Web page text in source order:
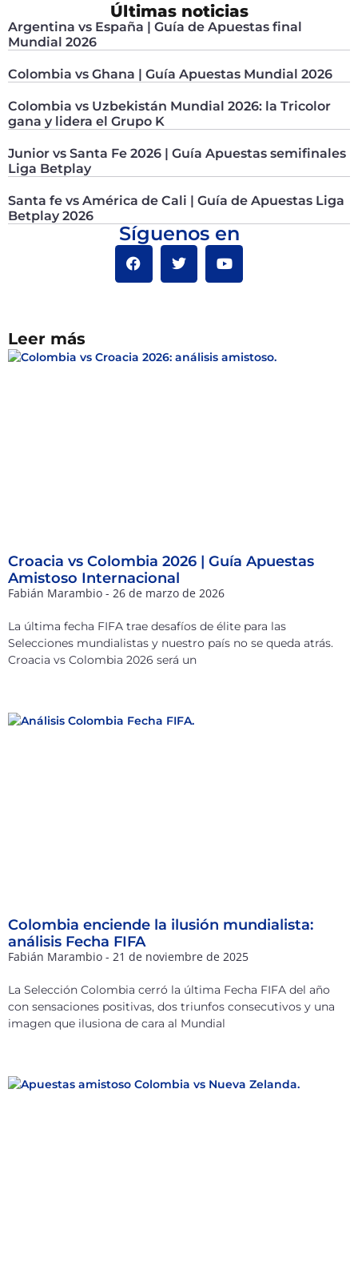
Últimas noticias
Argentina vs España | Guía de Apuestas final
Mundial 2026
Colombia vs Ghana | Guía Apuestas Mundial 2026
Colombia vs Uzbekistán Mundial 2026: la Tricolor
gana y lidera el Grupo K
Junior vs Santa Fe 2026 | Guía Apuestas semifinales
Liga Betplay
Santa fe vs América de Cali | Guía de Apuestas Liga
Betplay 2026
Síguenos en
Leer más
Croacia vs Colombia 2026 | Guía Apuestas
Amistoso Internacional
Fabián Marambio 26 de marzo de 2026
La última fecha FIFA trae desafíos de élite para las
Selecciones mundialistas y nuestro país no se queda atrás.
Croacia vs Colombia 2026 será un
Colombia enciende la ilusión mundialista:
análisis Fecha FIFA
Fabián Marambio 21 de noviembre de 2025
La Selección Colombia cerró la última Fecha FIFA del año
con sensaciones positivas, dos triunfos consecutivos y una
imagen que ilusiona de cara al Mundial